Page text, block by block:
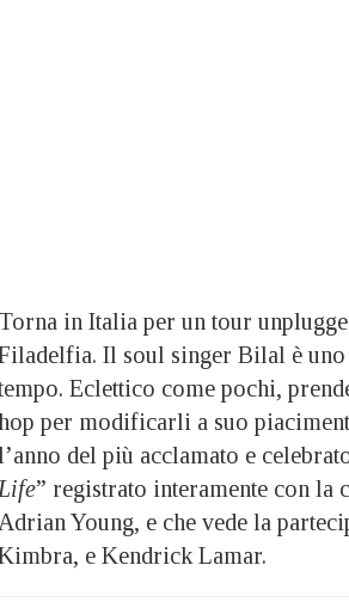
Torna in Italia per un tour
Il soul singer Bilal è
Eclettico come pochi,
per modificarli a suo
del più acclamato e
Life” registrato interamente con
Adrian Young, e che vede la
e Kendrick Lamar.